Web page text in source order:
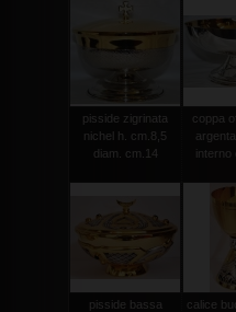
pisside zigrinata
nichel h. cm.8,5
diam. cm.14
coppa
interno
pisside bassa
calice